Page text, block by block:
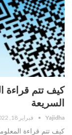
كيف تتم قراءة
السريعة
Yajidha فبراير 18, 2022